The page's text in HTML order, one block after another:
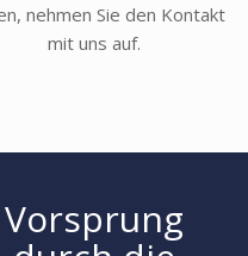
nehmen Sie den Kontakt
mit uns auf.
Vorsprung